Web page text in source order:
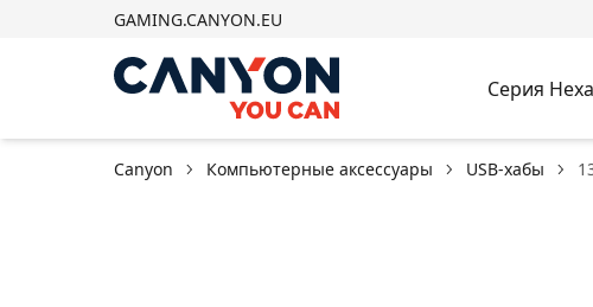
GAMING.CANYON.EU
Серия
Canyon Компьютерные аксессуары USB-хабы